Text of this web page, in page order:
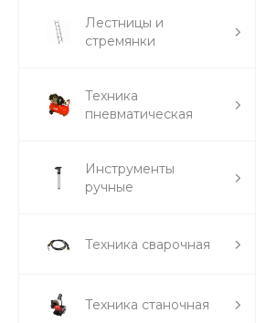
Лестницы и
стремянки
Техника
пневматическая
Инструменты
ручные
Техника сварочная
Техника станочная